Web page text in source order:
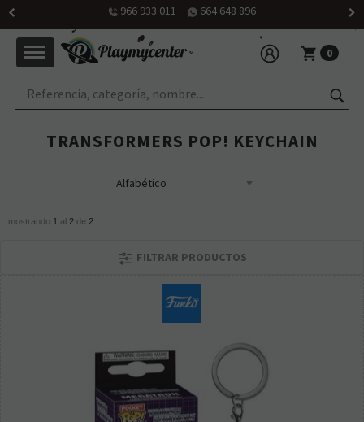
966 933 011 664 648 896
0
TRANSFORMERS POP! KEYCHAIN
mostrando 1 al 2 de 2
FILTRAR PRODUCTOS